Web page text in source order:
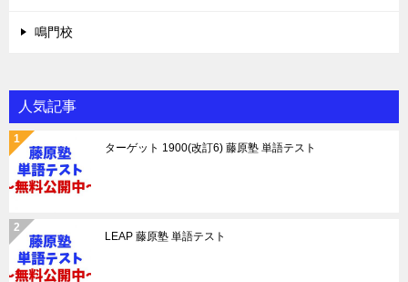
鳴門校
人気記事
ターゲット 1900(改訂6) 藤原塾 単語テスト
LEAP 藤原塾 単語テスト